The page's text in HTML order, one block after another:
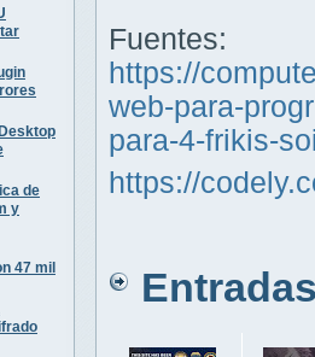
de
y
47 mil
Fuentes:
https://
web-para-
para-4-frikis-
https://
Entradas